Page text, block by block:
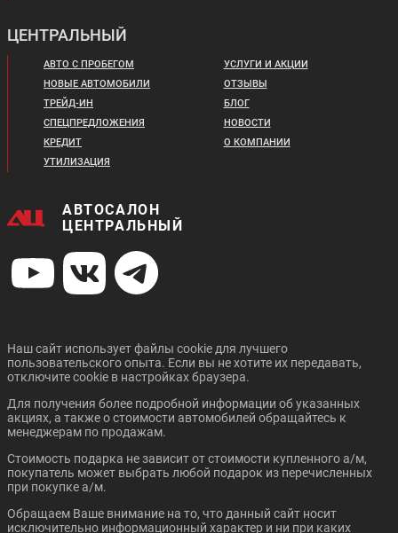
ЦЕНТРАЛЬНЫЙ
АВТО С ПРОБЕГОМ
НОВЫЕ АВТОМОБИЛИ
ТРЕЙД-ИН
СПЕЦПРЕДЛОЖЕНИЯ
КРЕДИТ
УТИЛИЗАЦИЯ
УСЛУГИ И АКЦИИ
ОТЗЫВЫ
БЛОГ
НОВОСТИ
О КОМПАНИИ
АВТОСАЛОН
ЦЕНТРАЛЬНЫЙ
Наш сайт использует файлы cookie для лучшего
пользовательского опыта. Если вы не хотите их передавать,
отключите cookie в настройках браузера.
Для получения более подробной информации об указанных
акциях, а также о стоимости автомобилей обращайтесь к
менеджерам по продажам.
Стоимость подарка не зависит от стоимости купленного а/м,
покупатель может выбрать любой подарок из перечисленных
при покупке а/м.
Обращаем Ваше внимание на то, что данный сайт носит
исключительно информационный характер и ни при каких